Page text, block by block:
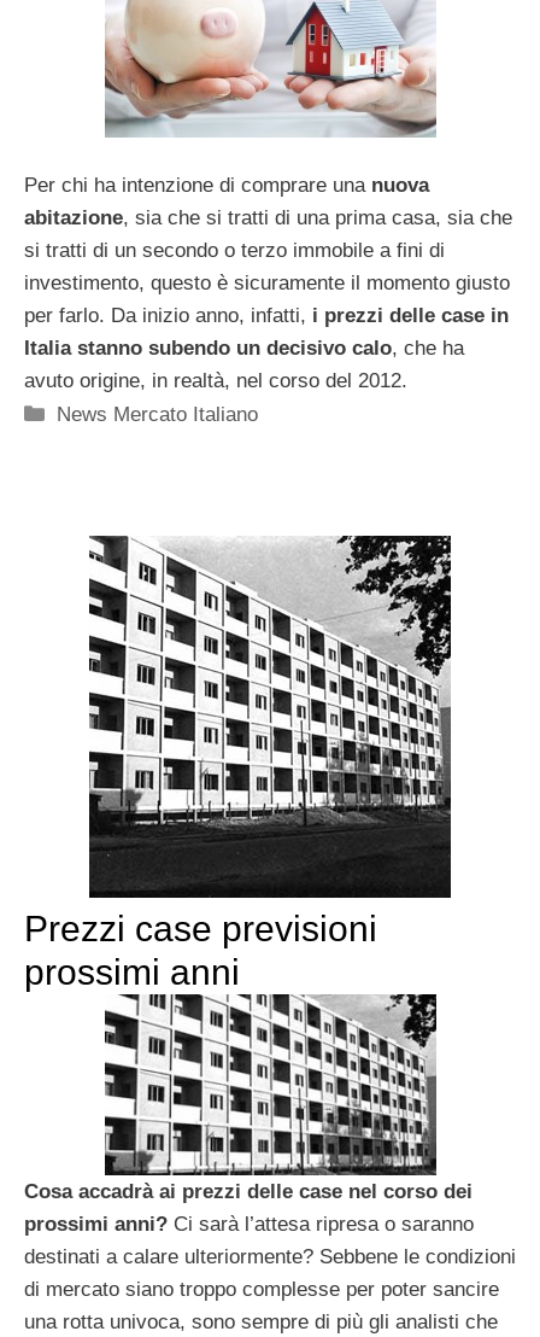
Per chi ha intenzione di comprare una nuova
abitazione, sia che si tratti di una prima casa, sia che
si tratti di un secondo o terzo immobile a fini di
investimento, questo è sicuramente il momento giusto
per farlo. Da inizio anno, infatti, i prezzi delle case in
Italia stanno subendo un decisivo calo, che ha
avuto origine, in realtà, nel corso del 2012.
Categorie
News Mercato Italiano
Prezzi case previsioni
prossimi anni
Cosa accadrà ai prezzi delle case nel corso dei
prossimi anni? Ci sarà l’attesa ripresa o saranno
destinati a calare ulteriormente? Sebbene le condizioni
di mercato siano troppo complesse per poter sancire
una rotta univoca, sono sempre di più gli analisti che